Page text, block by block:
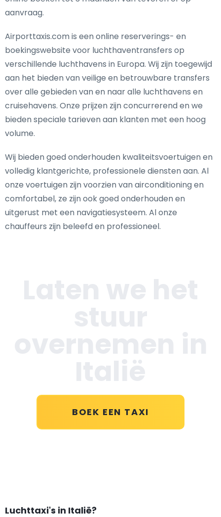
aanvraag.
Airporttaxis.com is een online reserverings- en
boekingswebsite voor luchthaventransfers op
verschillende luchthavens in Europa. Wij zijn toegewijd
aan het bieden van veilige en betrouwbare transfers
over alle gebieden van en naar alle luchthavens en
cruisehavens. Onze prijzen zijn concurrerend en we
bieden speciale tarieven aan klanten met een hoog
volume.
Wij bieden goed onderhouden kwaliteitsvoertuigen en
volledig klantgerichte, professionele diensten aan. Al
onze voertuigen zijn voorzien van airconditioning en
comfortabel, ze zijn ook goed onderhouden en
uitgerust met een navigatiesysteem. Al onze
chauffeurs zijn beleefd en professioneel.
BOEK EEN TAXI
Luchttaxi's in Italië?